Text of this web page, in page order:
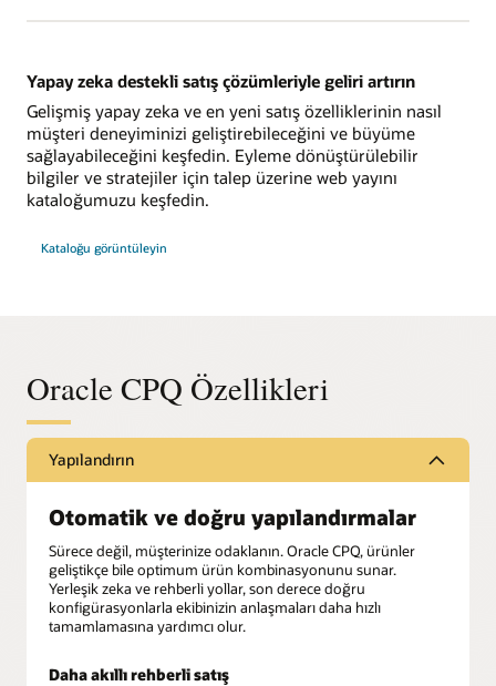
Yapay zeka destekli satış çözümleriyle geliri artırın
Gelişmiş yapay zeka ve en yeni satış özelliklerinin nasıl
müşteri deneyiminizi geliştirebileceğini ve büyüme
sağlayabileceğini keşfedin. Eyleme dönüştürülebilir
bilgiler ve stratejiler için talep üzerine web yayını
kataloğumuzu keşfedin.
Kataloğu görüntüleyin
Oracle CPQ Özellikleri
Yapılandırın
Otomatik ve doğru yapılandırmalar
Sürece değil, müşterinize odaklanın. Oracle CPQ, ürünler
geliştikçe bile optimum ürün kombinasyonunu sunar.
Yerleşik zeka ve rehberli yollar, son derece doğru
konfigürasyonlarla ekibinizin anlaşmaları daha hızlı
tamamlamasına yardımcı olur.
Daha akıllı rehberli satış